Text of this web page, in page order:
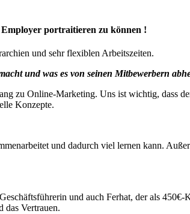
portraitieren zu können !
und sehr flexiblen Arbeitszeiten.
und was es von seinen Mitbewerbern
zu Online-Marketing. Uns ist wichtig, dass
Konzepte.
und dadurch viel lernen kann.
und auch Ferhat, der als
das Vertrauen.